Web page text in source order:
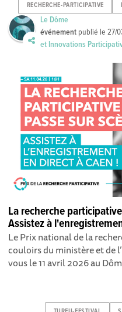
RECHERCHE-PARTICIPATIVE
Le Dôme
événement publié le27/
et Innovations
La recherche
Assistez à
Le Prix national de la
couloirs du ministère et de
vous le 11 avril 2026 au